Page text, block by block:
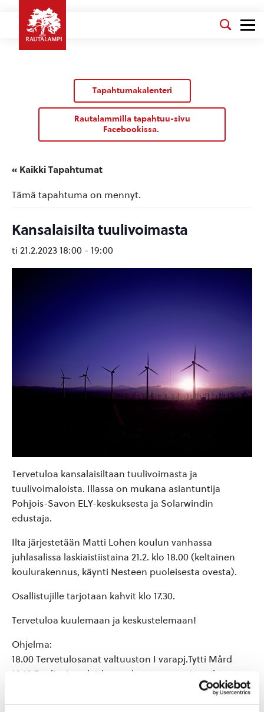
Tapahtumakalenteri
Rautalammilla tapahtuu-sivu
Facebookissa.
« Kaikki Tapahtumat
Tämä tapahtuma on mennyt.
Kansalaisilta tuulivoimasta
ti 21.2.2023 18:00 - 19:00
Tervetuloa kansalaisiltaan tuulivoimasta ja
tuulivoimaloista. Illassa on mukana asiantuntija
Pohjois-Savon ELY-keskuksesta ja Solarwindin
edustaja.
Ilta järjestetään Matti Lohen koulun vanhassa
juhlasalissa laskiaistiistaina 21.2. klo 18.00 (keltainen
koulurakennus, käynti Nesteen puoleisesta ovesta).
Osallistujille tarjotaan kahvit klo 17.30.
Tervetuloa kuulemaan ja keskustelemaan!
Ohjelma:
18.00 Tervetulosanat valtuuston I varapj.Tytti Mård
18.10 Tuulivoimayleiskaava, kaavaprosessin vaiheet,
selvitykset, kuntalaisten vaikutusmahdollisuudet